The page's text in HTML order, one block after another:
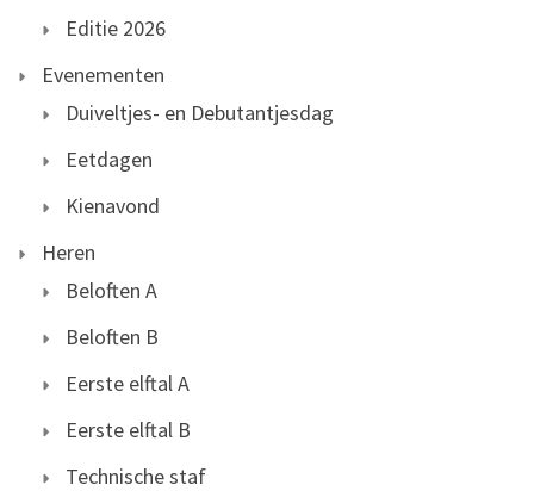
Editie 2026
Evenementen
Duiveltjes- en Debutantjesdag
Eetdagen
Kienavond
Heren
Beloften A
Beloften B
Eerste elftal A
Eerste elftal B
Technische staf